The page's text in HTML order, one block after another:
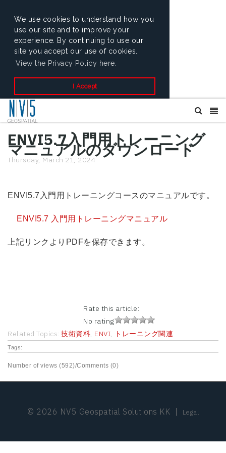
We use cookies to understand how you
use our site and to improve your
experience. By continuing to use our
site you accept our use of cookies.
View the Privacy Policy here.
I Accept
ENVI5.7入門用トレーニング
マニュアルのダウンロード
Thursday, March 21, 2024
ENVI5.7入門用トレーニングコースのマニュアルです。
ENVI5.7 入門用トレーニングマニュアル
上記リンクよりPDFを保存できます。
Rate this article:
No rating
Related Topics: 技術資料, ENVI, トレーニング関連
Tags:
Number of views (592)/Comments (0)
© 2026 NV5 Geospatial Solutions KK Legal